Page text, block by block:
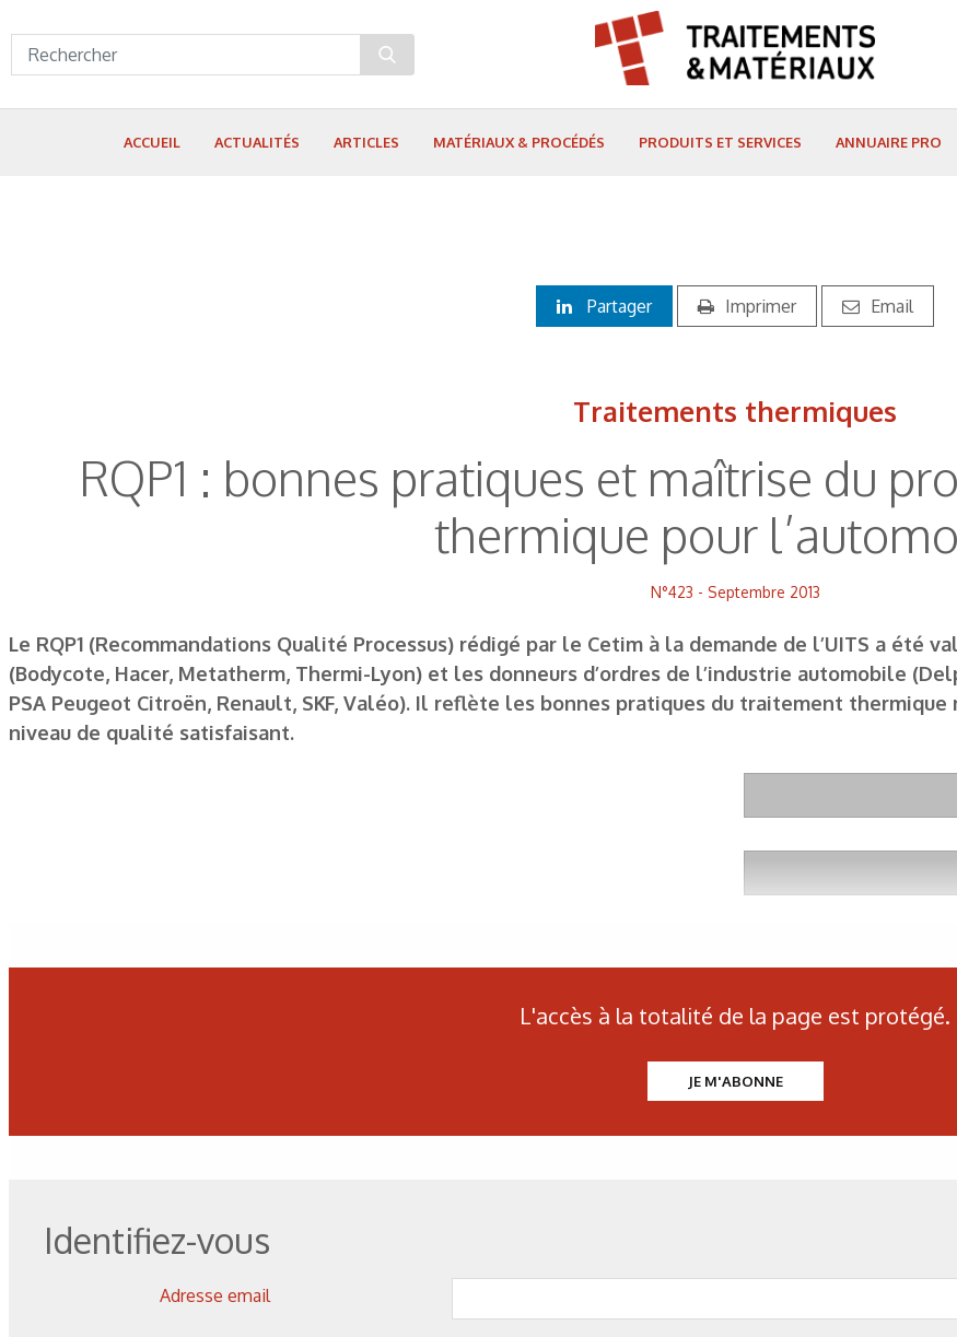
ACCUEIL ACTUALITÉS ARTICLES MATÉRIAUX & PROCÉDÉS PRODUITS ET SERVICES ANNUAIRE PRO
Partager Imprimer Email
Traitements thermiques
RQP1 : bonnes pratiques et maîtrise du
thermique pour
N°423 - Septembre 2013
Le RQP1 (Recommandations Qualité Processus) rédigé par le Cetim à la demande de l’UITS a
(Bodycote, Hacer, Metatherm, Thermi-Lyon) et les donneurs d’ordres de l’industrie automobile
PSA Peugeot Citroën, Renault, SKF, Valéo). Il reflète les bonnes pratiques du traitement
niveau de qualité satisfaisant.
L'accès à la totalité de la page est protégé.
JE M'ABONNE
Identifiez-vous
Adresse email